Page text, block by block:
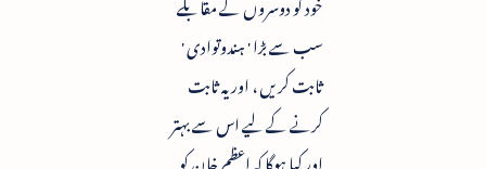
سب سے بڑا ' ہندوتوادی '
ثابت کریں ، اور یہ ثابت
کرنے کے لیے اس سے بہتر